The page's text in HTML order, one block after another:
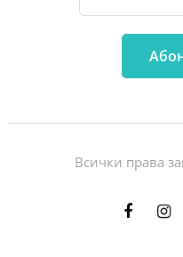
Всички права